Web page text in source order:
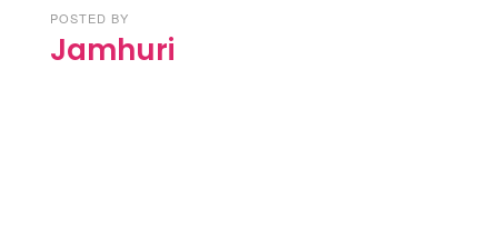
POSTED BY
Jamhuri